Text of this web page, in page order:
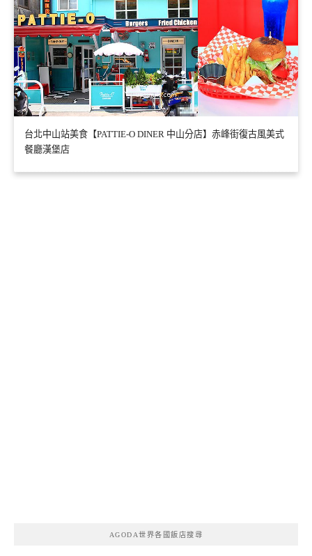
台北中山站美食【PATTIE-O DINER 中山分店】赤峰街復古風美式
餐廳漢堡店
AGODA世界各國飯店搜尋